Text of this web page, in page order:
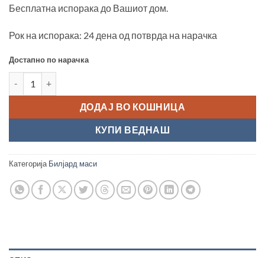
Бесплатна испорака до Вашиот дом.
Рок на испорака: 24 дена од потврда на нарачка
Достапно по нарачка
ДОДАЈ ВО КОШНИЦА
КУПИ ВЕДНАШ
Категорија Билјард маси